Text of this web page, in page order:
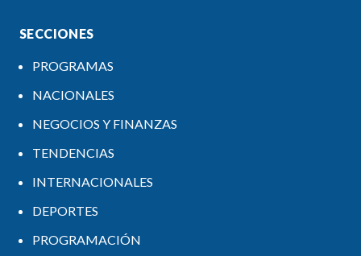
SECCIONES
PROGRAMAS
NACIONALES
NEGOCIOS Y FINANZAS
TENDENCIAS
INTERNACIONALES
DEPORTES
PROGRAMACIÓN